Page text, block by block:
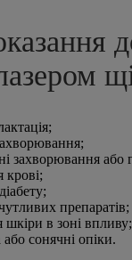
захворювання або
крові;
препаратів;
в зоні впливу;
сонячні опіки.